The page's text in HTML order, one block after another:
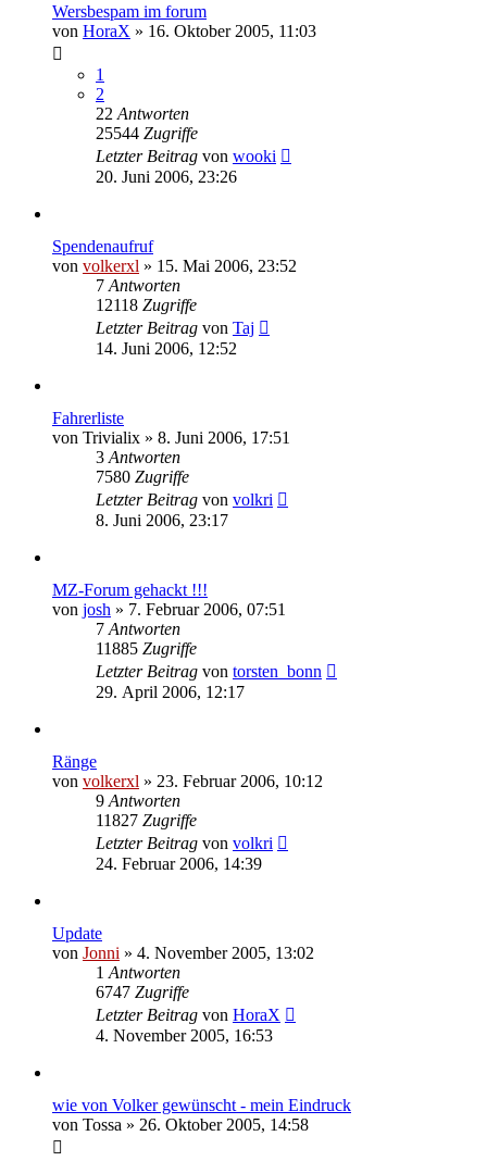
Wersbespam im forum
von HoraX » 16. Oktober 2005, 11:03
1
2
22 Antworten
25544 Zugriffe
Letzter Beitrag von wooki
20. Juni 2006, 23:26
Spendenaufruf
von volkerxl » 15. Mai 2006, 23:52
7 Antworten
12118 Zugriffe
Letzter Beitrag von Taj
14. Juni 2006, 12:52
Fahrerliste
von Trivialix » 8. Juni 2006, 17:51
3 Antworten
7580 Zugriffe
Letzter Beitrag von volkri
8. Juni 2006, 23:17
MZ-Forum gehackt !!!
von josh » 7. Februar 2006, 07:51
7 Antworten
11885 Zugriffe
Letzter Beitrag von torsten_bonn
29. April 2006, 12:17
Ränge
von volkerxl » 23. Februar 2006, 10:12
9 Antworten
11827 Zugriffe
Letzter Beitrag von volkri
24. Februar 2006, 14:39
Update
von Jonni » 4. November 2005, 13:02
1 Antworten
6747 Zugriffe
Letzter Beitrag von HoraX
4. November 2005, 16:53
wie von Volker gewünscht - mein Eindruck
von Tossa » 26. Oktober 2005, 14:58